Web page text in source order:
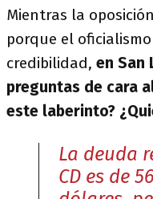
Mientras la
porque el
credibilidad, en San
preguntas de cara
este laberinto?
La deuda
CD es de